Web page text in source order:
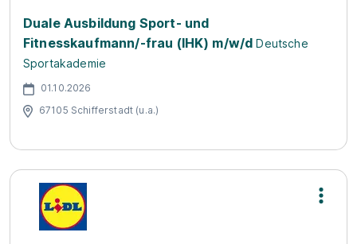
Duale Ausbildung Sport- und
Fitnesskaufmann/-frau (IHK) m/w/d Deutsche
Sportakademie
01.10.2026
67105 Schifferstadt (u.a.)